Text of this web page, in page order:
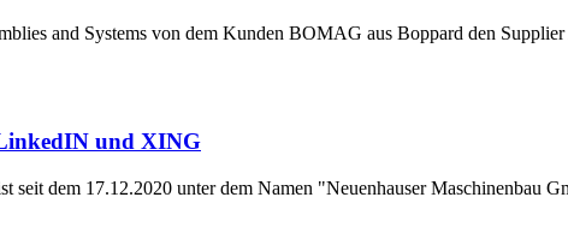
and Systems von dem Kunden BOMAG aus Boppard den
und XING
seit dem 17.12.2020 unter dem Namen "Neuenhauser Maschinenbau